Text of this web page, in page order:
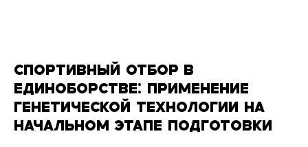
СПОРТИВНЫЙ ОТБОР В
ЕДИНОБОРСТВЕ: ПРИМЕНЕНИЕ
ГЕНЕТИЧЕСКОЙ ТЕХНОЛОГИИ НА
НАЧАЛЬНОМ ЭТАПЕ ПОДГОТОВКИ